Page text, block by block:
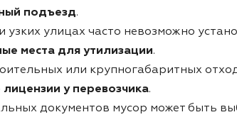
подъезд.
узких улицах часто невозможно
места для утилизации.
или крупногабаритных
лицензии у перевозчика.
документов мусор может быть